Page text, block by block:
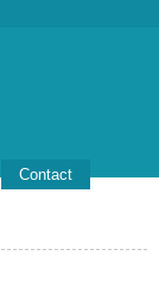
Contact